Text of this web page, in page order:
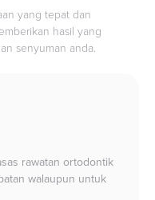
yang tepat dan
hasil yang
senyuman anda.
rawatan ortodontik
walaupun untuk